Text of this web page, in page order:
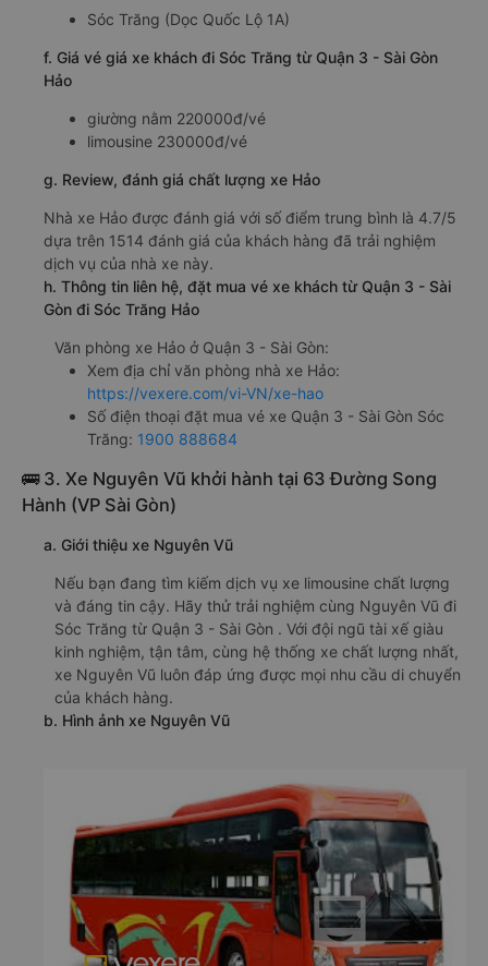
Sóc Trăng (Dọc Quốc Lộ 1A)
f. Giá vé giá xe khách đi Sóc Trăng từ Quận 3 - Sài Gòn
Hảo
giường nằm 220000đ/vé
limousine 230000đ/vé
g. Review, đánh giá chất lượng xe Hảo
Nhà xe Hảo được đánh giá với số điểm trung bình là 4.7/5
dựa trên 1514 đánh giá của khách hàng đã trải nghiệm
dịch vụ của nhà xe này.
h. Thông tin liên hệ, đặt mua vé xe khách từ Quận 3 - Sài
Gòn đi Sóc Trăng Hảo
Văn phòng xe Hảo ở Quận 3 - Sài Gòn:
Xem địa chỉ văn phòng nhà xe Hảo:
https://vexere.com/vi-VN/xe-hao
Số điện thoại đặt mua vé xe Quận 3 - Sài Gòn Sóc
Trăng: 1900 888684
🚌 3. Xe Nguyên Vũ khởi hành tại 63 Đường Song
Hành (VP Sài Gòn)
a. Giới thiệu xe Nguyên Vũ
Nếu bạn đang tìm kiếm dịch vụ xe limousine chất lượng
và đáng tin cậy. Hãy thử trải nghiệm cùng Nguyên Vũ đi
Sóc Trăng từ Quận 3 - Sài Gòn . Với đội ngũ tài xế giàu
kinh nghiệm, tận tâm, cùng hệ thống xe chất lượng nhất,
xe Nguyên Vũ luôn đáp ứng được mọi nhu cầu di chuyển
của khách hàng.
b. Hình ảnh xe Nguyên Vũ